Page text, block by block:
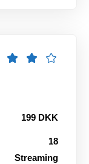
199 DKK
18
Streaming